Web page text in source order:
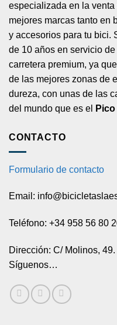
especializada en la
mejores marcas tanto en
y accesorios para tu bici.
de 10 años en servicio
carretera premium, ya
de las mejores zonas de
dureza, con unas de las
del mundo que es el
CONTACTO
Formulario de contacto
Email:
Teléfono: +34 958 56 80
Dirección: C/ Molinos,
Síguenos…